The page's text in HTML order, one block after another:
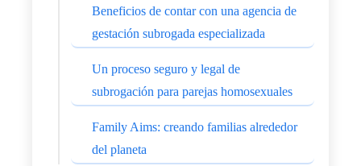
Beneficios de contar con una agencia de
gestación subrogada especializada
Un proceso seguro y legal de
subrogación para parejas homosexuales
Family Aims: creando familias alrededor
del planeta